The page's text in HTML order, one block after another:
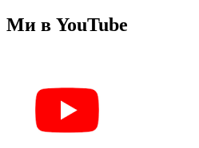
Ми в YouTube